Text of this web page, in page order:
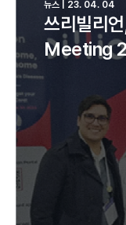
쓰리빌리
Meeting
뉴스 | 23. 04. 04